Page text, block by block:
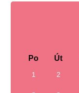
Po Út
1 2